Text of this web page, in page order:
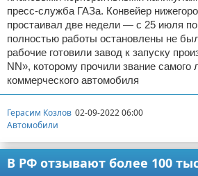
пресс-служба ГАЗа. Конвейер
простаивал две недели — с 25 июля
полностью работы остановлены не
рабочие готовили завод к запуску
NN», которому прочили звание самого
коммерческого автомобиля
Герасим Козлов 02-09-2022 06:00
Автомобили
В РФ отзывают более 100